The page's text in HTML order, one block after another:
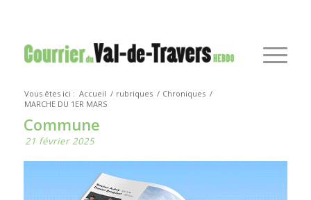
Vous êtes ici : Accueil / rubriques / Chroniques /
MARCHE DU 1ER MARS
Commune
21 février 2025